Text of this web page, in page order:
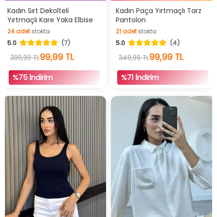
Hızlı Teslimat
Videolu Ürün
İndirimli Ürün
Kadın Sırt Dekolteli
Yırtmaçlı Kare Yaka Elbise
24adetstokta
24adetstokta
5.0
(7)
399,99 TL99,99 TL
%75 İndirim
İndirimli Ürün
Kadın Paça Yırtmaçlı Tarz
Pantolon
21adetstokta
21adetstokta
5.0
(4)
349,99 TL99,99 TL
%71 İndirim